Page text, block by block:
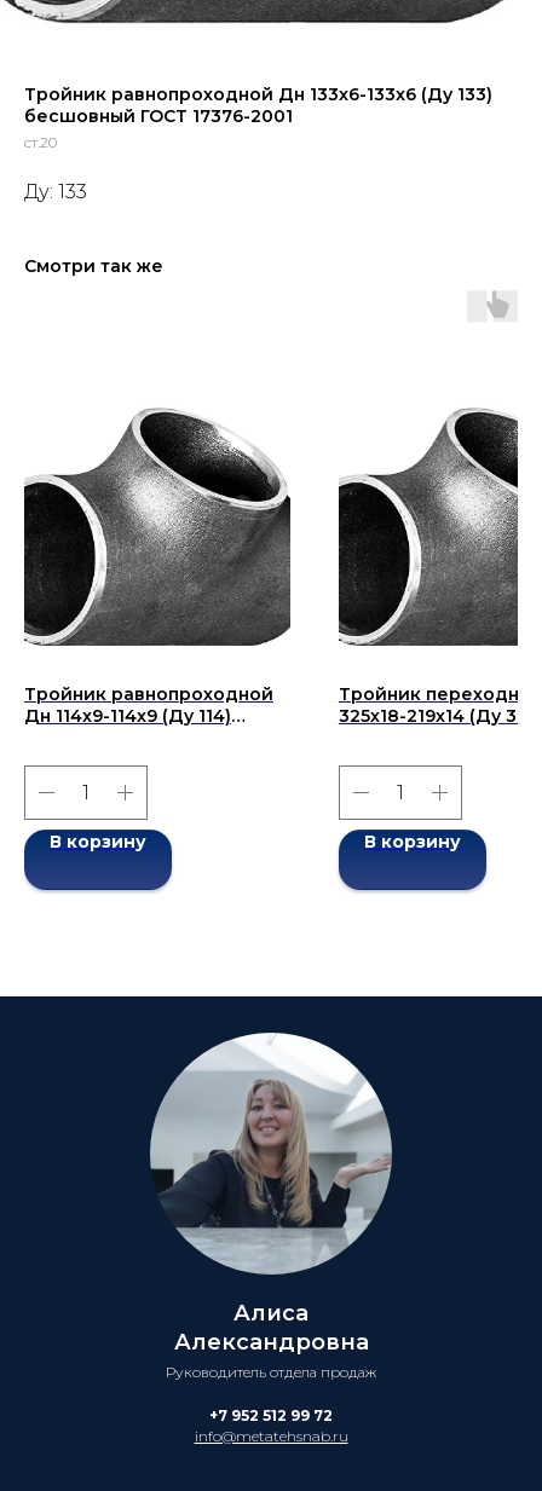
Тройник равнопроходной Дн 133x6-133x6 (Ду 133)
бесшовный ГОСТ 17376-2001
ст.20
Ду: 133
Смотри так же
Тройник равнопроходной
Дн 114x9-114x9 (Ду 114)
В корзину
Тройник
325х18-219х14 (Ду
В корзину
Алиса
Александровна
Руководитель отдела продаж
+7 952 512 99 72
info@metatehsnab.ru